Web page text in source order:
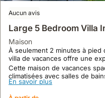
Aucun avis
Large 5 Bedroom Villa
maison
À seulement 2 minutes à pied
villa de vacances offre une
Cette maison de vacances
climatisées avec salles de
principale, un salon, une salle
tropical, pouvant accueillir
En savoir plus